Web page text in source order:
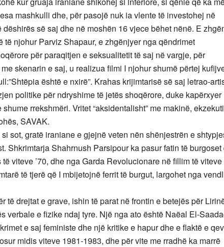
mashkulli dhe, për pasojë nuk ia vlente të investohej në
së saj dhe në moshën 16 vjece bëhet nënë. E
të njohur Parviz Shapaur, e zhgënjyer nga qëndrimet
për paraqitjen e seksualitetit të saj në vargje, për
skenarin e saj, u realizua filmi I njohur shumë përtej
është e nxirë”. Krahas krijimtarisë së saj letrao-
politike për ndryshime të jetës shoqërore, duke kapërxyer
rrekshmëri. Vritet “aksidentalisht” me makinë,
SAVAK.
si sot, gratë iraniane e gjejnë veten nën shënjestrën e
Shkrimtarja Shahrnush Parsipour ka pasur fatin të burgoset
viteve ’70, dhe nga Garda Revolucionare në fillim të viteve
të tjerë që I mbijetojnë ferrit të burgut, largohet nga
të drejtat e grave, ishin të parat në frontin e betejës për
verbale e fizike ndaj tyre. Një nga ato është Naëal El-
e saj feministe dhe një kritike e hapur dhe e flaktë e
midis viteve 1981-1983, dhe për vite me rradhë ka marrë